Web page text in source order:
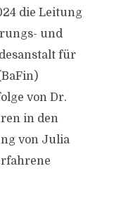
die Leitung
und
für
von Dr.
in den
von Julia